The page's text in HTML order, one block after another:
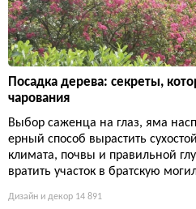
Посадка дерева: секреты,
чарования
Выбор саженца на глаз, яма
ерный способ вырастить
климата, почвы и правильной
вратить участок в братскую
Дизайн и декор 14 891